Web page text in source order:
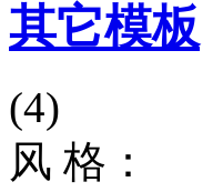
其它模板
(4)
风 格：